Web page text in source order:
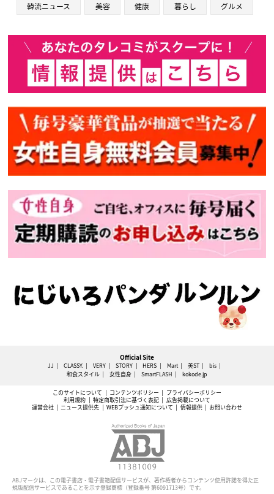
韓流ニュース 美容 健康 暮らし グルメ
Official Site
JJ CLASSY. VERY STORY HERS Mart 美ST
bis
和食スタイル
女性自身 SmartFLASH kokode.jp
このサイトについて コンテンツポリシー
プライバシーポリシー
利用規約
特定商取引法に基づく表記
広告掲載について
運営会社
ニュース提供先 WEBプッシュ通知について 情報提供 お問い合わせ
ABJマークは、この電子書店・電子書籍配信サービスが、著作権者からコンテンツ使用許諾を得た正
規版配信サービスであることを示す登録商標（登録番号 第6091713号）です。